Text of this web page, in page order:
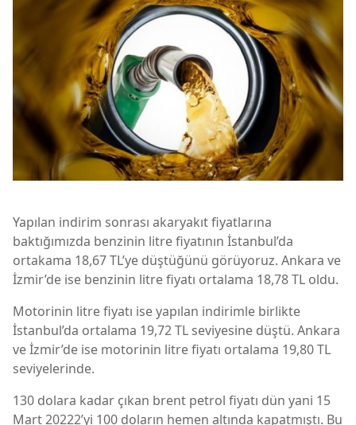
Yapılan indirim sonrası akaryakıt fiyatlarına
baktığımızda benzinin litre fiyatının İstanbul’da
ortakama 18,67 TL’ye düştüğünü görüyoruz. Ankara ve
İzmir’de ise benzinin litre fiyatı ortalama 18,78 TL oldu.
Motorinin litre fiyatı ise yapılan indirimle birlikte
İstanbul’da ortalama 19,72 TL seviyesine düştü. Ankara
ve İzmir’de ise motorinin litre fiyatı ortalama 19,80 TL
seviyelerinde.
130 dolara kadar çıkan brent petrol fiyatı dün yani 15
Mart 20222’yi 100 doların hemen altında kapatmıştı. Bu